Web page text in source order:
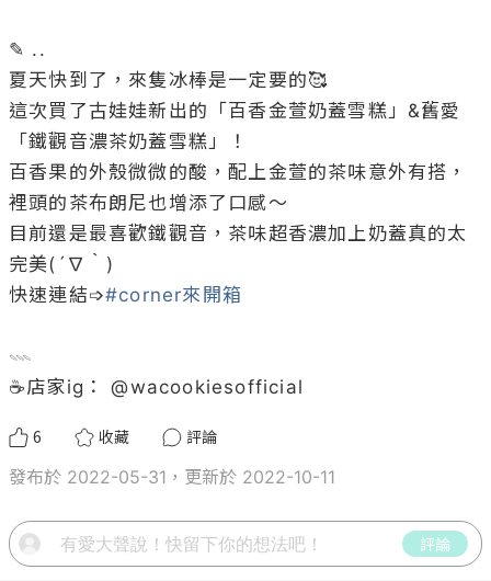
✎ ..
夏天快到了，來隻冰棒是一定要的🥰
這次買了古娃娃新出的「百香金萱奶蓋雪糕」&舊愛
「鐵觀音濃茶奶蓋雪糕」！
百香果的外殼微微的酸，配上金萱的茶味意外有搭，
裡頭的茶布朗尼也增添了口感～
目前還是最喜歡鐵觀音，茶味超香濃加上奶蓋真的太
完美(´∇｀)
快速連結➩#corner來開箱
𓇠
☕️店家ig： @wacookiesofficial
6 收藏
評論
發布於 2022-05-31，更新於 2022-10-11
評論